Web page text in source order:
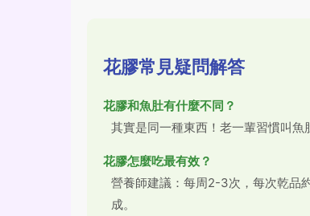
花膠常見疑問解答
花膠和魚肚有什麼不同？
其實是同一種東西！老一輩習慣叫魚
花膠怎麼吃最有效？
營養師建議：每周2-3次，每次乾品
成。